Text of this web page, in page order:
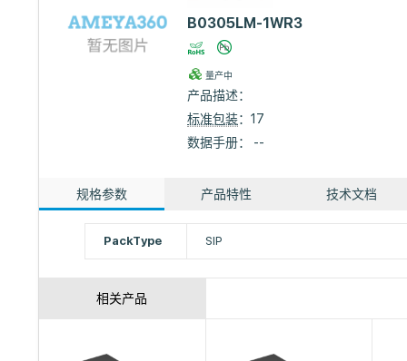
B0305LM-1WR3
量产中
产品描述：
标准包装：17
数据手册： --
规格参数 产品特性 技术文档
PackType SIP
相关产品